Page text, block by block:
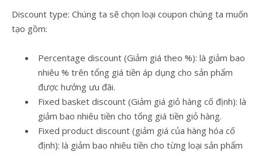
Discount type: Chúng ta sẽ chọn loại coupon chúng ta muốn
tạo gồm:
Percentage discount (Giảm giá theo %): là giảm bao
nhiêu % trên tổng giá tiền áp dụng cho sản phẩm
được hưởng ưu đãi.
Fixed basket discount (Giảm giá giỏ hàng cố định): là
giảm bao nhiêu tiền cho tổng giá tiền giỏ hàng.
Fixed product discount (giảm giá của hàng hóa cố
định): là giảm bao nhiêu tiền cho từng loại sản phẩm